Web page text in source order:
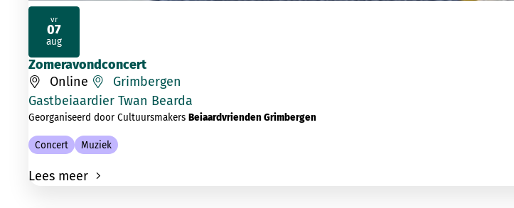
Zomeravondconcert
Online
Grimbergen
Gastbeiaardier Twan Bearda
Georganiseerd door Cultuursmakers Beiaardvrienden Grimbergen
Concert Muziek
Lees meer
vr
07
aug
2026